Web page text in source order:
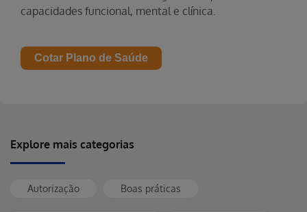
capacidades funcional, mental e clínica.
Cotar Plano de Saúde
Explore mais categorias
Autorização Boas práticas